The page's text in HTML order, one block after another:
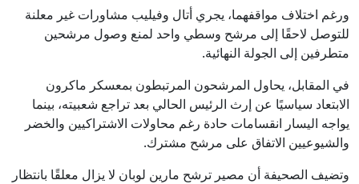
ورغم اختلاف مواقفهما، يجري أتال وفيليب مشاورات غير معلنة
للتوصل لاحقًا إلى مرشح وسطي واحد لمنع وصول مرشحين
متطرفين إلى الجولة النهائية.
في المقابل، يحاول المرشحون المرتبطون بمعسكر ماكرون
الابتعاد سياسيًا عن إرث الرئيس الحالي بعد تراجع شعبيته، بينما
يواجه اليسار انقسامات حادة رغم محاولات الاشتراكيين والخضر
والشيوعيين الاتفاق على مرشح مشترك.
وتضيف الصحيفة أن مصير ترشح مارين لوبان لا يزال معلقًا بانتظار